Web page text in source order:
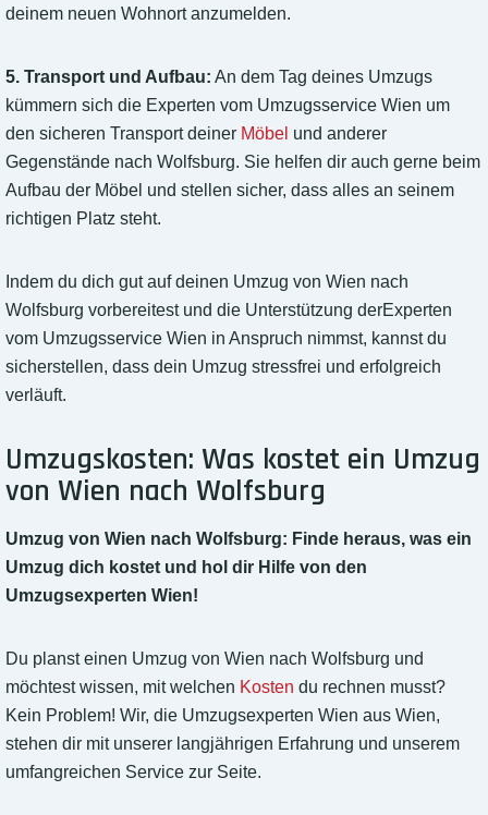
deinem neuen Wohnort anzumelden.
5. Transport und Aufbau: An dem Tag deines Umzugs
kümmern sich die Experten vom Umzugsservice Wien um
den sicheren Transport deiner Möbel und anderer
Gegenstände nach Wolfsburg. Sie helfen dir auch gerne beim
Aufbau der Möbel und stellen sicher, dass alles an seinem
richtigen Platz steht.
Indem du dich gut auf deinen Umzug von Wien nach
Wolfsburg vorbereitest und die Unterstützung derExperten
vom Umzugsservice Wien in Anspruch nimmst, kannst du
sicherstellen, dass dein Umzug stressfrei und erfolgreich
verläuft.
Umzugskosten: Was kostet ein Umzug
von Wien nach Wolfsburg
Umzug von Wien nach Wolfsburg: Finde heraus, was ein
Umzug dich kostet und hol dir Hilfe von den
Umzugsexperten Wien!
Du planst einen Umzug von Wien nach Wolfsburg und
möchtest wissen, mit welchen Kosten du rechnen musst?
Kein Problem! Wir, die Umzugsexperten Wien aus Wien,
stehen dir mit unserer langjährigen Erfahrung und unserem
umfangreichen Service zur Seite.